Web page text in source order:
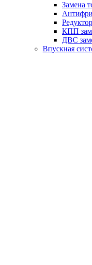
Замена
КПП
ДВС
Впускная